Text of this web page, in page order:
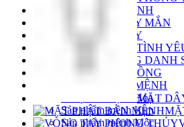
MẶT PHẬT BẢN MỆNH
MÈO THẦN TÀI MAY MẮN
NGỰA PHONG THỦY
PHONG THỦY CHO TÌNH
PHONG THỦY CÔNG DANH
PHONG THỦY ĐỒ ĐỒNG
PHONG THỦY HỢP MỆNH
Sản phẩm mệnh Hỏa
Sản phẩm mệnh Kim
Sản phẩm mệnh Mộc
MẶT